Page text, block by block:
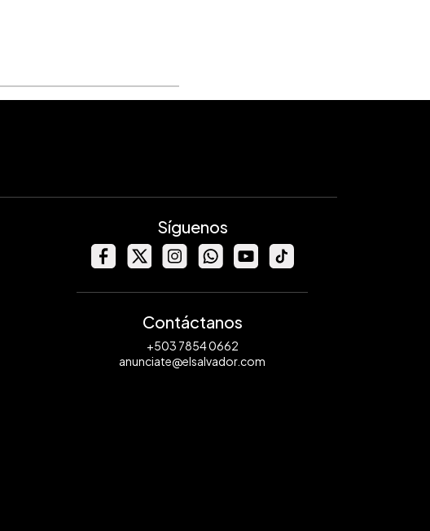
Síguenos
Contáctanos
+503 7854 0662
anunciate@elsalvador.com